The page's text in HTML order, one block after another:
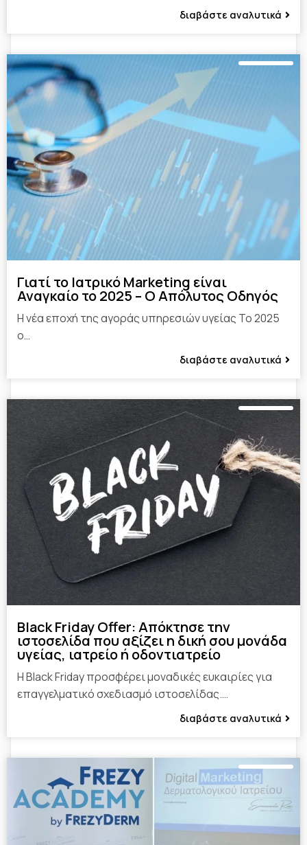
διαβάστε αναλυτικά
Γιατί το Ιατρικό Marketing είναι
Αναγκαίο το 2025 – Ο Απόλυτος Οδηγός
Η νέα εποχή της αγοράς υπηρεσιών υγείας Το 2025
ο…
διαβάστε αναλυτικά
Black Friday Offer: Απόκτησε την
ιστοσελίδα που αξίζει η δική σου μονάδα
υγείας, ιατρείο ή οδοντιατρείο
Η Black Friday προσφέρει μοναδικές ευκαιρίες για
επαγγελματικό σχεδιασμό ιστοσελίδας.…
διαβάστε αναλυτικά